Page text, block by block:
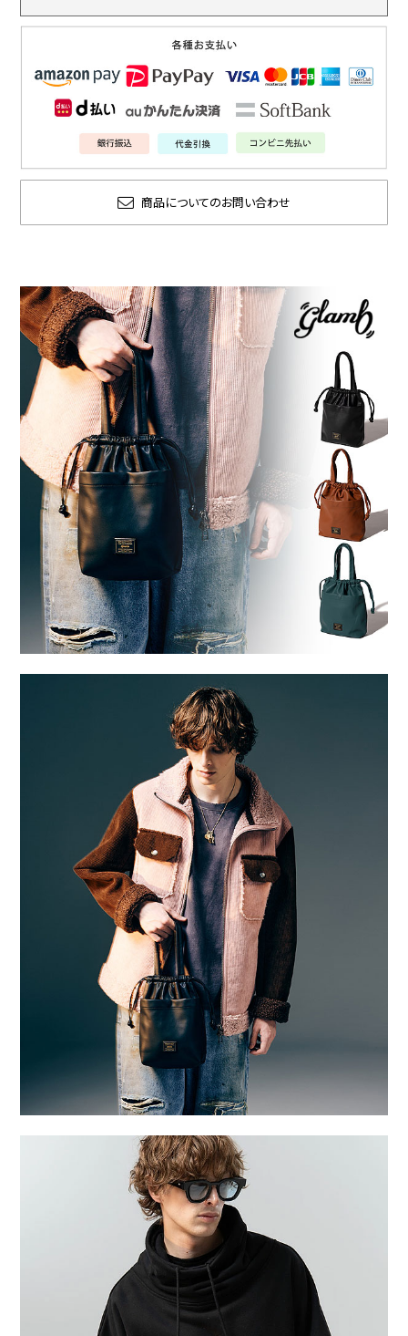
商品についてのお問い合わせ